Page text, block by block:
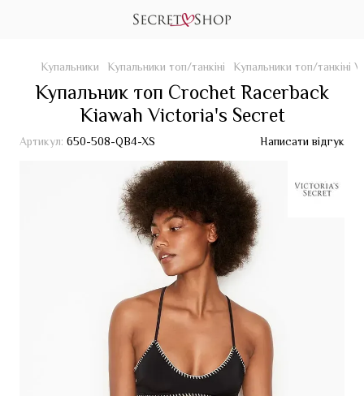
Купальники Купальники топ/танкіні Купальники топ/танкіні
Купальник топ Crochet Racerback
Kiawah Victoria's Secret
Артикул: 650-508-QB4-XS Написати відгук